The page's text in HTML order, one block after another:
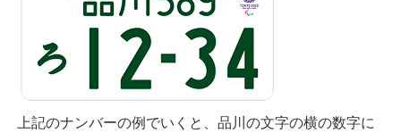
上記のナンバーの例でいくと、品川の文字の横の数字に